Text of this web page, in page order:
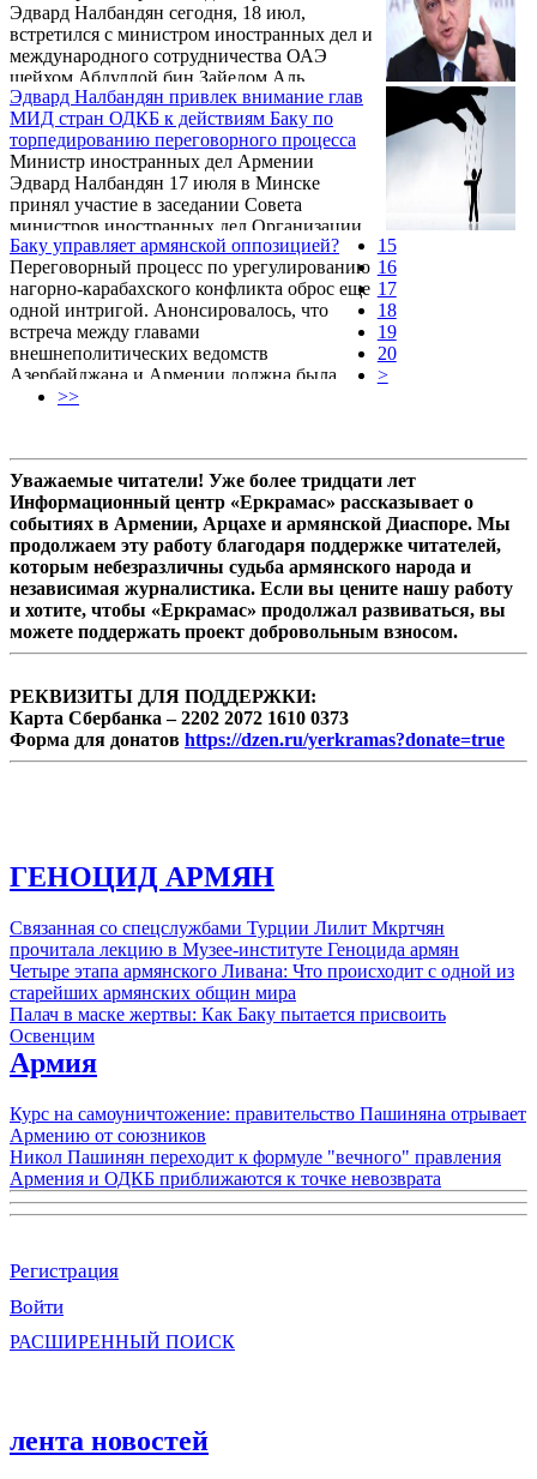
Армении и Азербайджана провел
руководитель российского
внешнеполитического ведомства Сергей
Лавров.
Эдвард Налбандян сегодня, 18 июл,
встретился с министром иностранных дел и
международного сотрудничества ОАЭ
шейхом Абдуллой бин Зайедом Аль
Нахьяном, прибывшим в республику с
официальным визитом. Об этом сообщает
пресс-служба армянского
внешнеполитического ведомства.
Эдвард Налбандян привлек внимание глав
МИД стран ОДКБ к действиям Баку по
торпедированию переговорного процесса
Министр иностранных дел Армении
Эдвард Налбандян 17 июля в Минске
принял участие в заседании Совета
министров иностранных дел Организации
Договора о коллективной безопасности
(СМИД ОДКБ). Об этом сообщает пресс-
служба МИД РА.
Баку управляет армянской оппозицией?
Переговорный процесс по урегулированию
нагорно-карабахского конфликта оброс еще
одной интригой. Анонсировалось, что
встреча между главами
внешнеполитических ведомств
Азербайджана и Армении должна была
состояться 11 июля в австрийском
момент руководитель пресс-службы МИД
Азербайджана Хикмет Гаджиев сообщил,
что по предложению сопредседателей
Минской группы ОБСЕ встреча
переносится в Брюссель, а «основной темой
обсуждений станет ...
15
16
17
18
19
20
>
>>
Уважаемые читатели! Уже более тридцати лет
Информационный центр «Еркрамас» рассказывает о
событиях в Армении, Арцахе и армянской Диаспоре. Мы
продолжаем эту работу благодаря поддержке читателей,
которым небезразличны судьба армянского народа и
независимая журналистика. Если вы цените нашу работу
и хотите, чтобы «Еркрамас» продолжал развиваться, вы
можете поддержать проект добровольным взносом.
РЕКВИЗИТЫ ДЛЯ ПОДДЕРЖКИ:
Карта Сбербанка – 2202 2072 1610 0373
Форма для донатов https://dzen.ru/yerkramas?donate=true
ГЕНОЦИД АРМЯН
Связанная со спецслужбами Турции Лилит Мкртчян
прочитала лекцию в Музее-институте Геноцида армян
Четыре этапа армянского Ливана: Что происходит с одной из
старейших армянских общин мира
Палач в маске жертвы: Как Баку пытается присвоить
Освенцим
Армия
Курс на самоуничтожение: правительство Пашиняна отрывает
Армению от союзников
Никол Пашинян переходит к формуле "вечного" правления
Армения и ОДКБ приближаются к точке невозврата
Регистрация
Войти
РАСШИРЕННЫЙ ПОИСК
лента новостей